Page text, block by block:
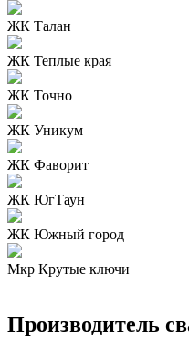
ЖК Талан
ЖК Теплые края
ЖК Точно
ЖК Уникум
ЖК Фаворит
ЖК ЮгТаун
ЖК Южный город
Мкр Крутые ключи
Производитель